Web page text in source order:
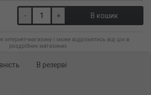
- + В кошик
інтернет-магазину і може відрізнятись від цін в
роздрібних магазинах
В резерві